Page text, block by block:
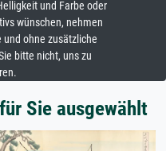
und Farbe oder
wünschen, nehmen
ohne zusätzliche
bitte nicht, uns zu
Sie ausgewählt